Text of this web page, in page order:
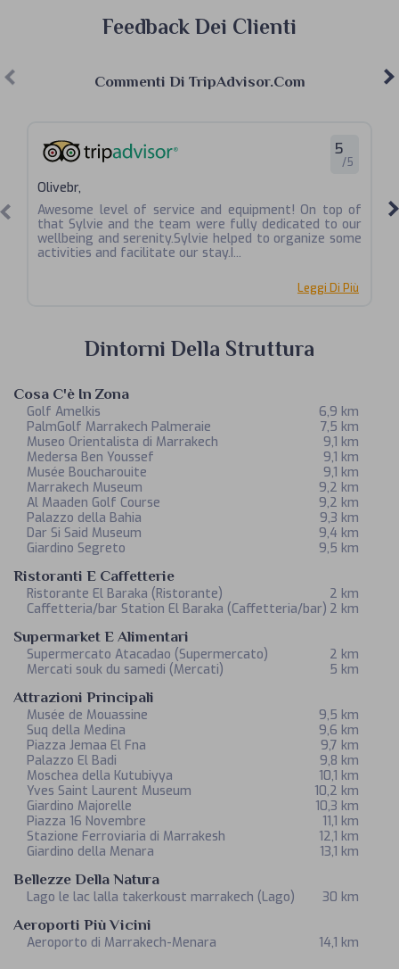
Feedback Dei Clienti
Commenti Di TripAdvisor.com
Olivebr,
5
/5
Awesome level of service and equipment! On top of
that Sylvie and the team were fully dedicated to our
wellbeing and serenity.Sylvie helped to organize some
activities and facilitate our stay.I...
Leggi Di Più
The house is better than on the pictures (which
Dintorni Della Struttura
Cosa C'è In Zona
Golf Amelkis
6,9 km
PalmGolf Marrakech Palmeraie
7,5 km
Museo Orientalista di Marrakech
9,1 km
Medersa Ben Youssef
9,1 km
Musée Boucharouite
9,1 km
Marrakech Museum
9,2 km
Al Maaden Golf Course
9,2 km
Palazzo della Bahia
9,3 km
Dar Si Said Museum
9,4 km
Giardino Segreto
9,5 km
Ristoranti E Caffetterie
Ristorante El Baraka (Ristorante)
2 km
Caffetteria/bar Station El Baraka (Caffetteria/bar) 2 km
Supermarket E Alimentari
Supermercato Atacadao (Supermercato)
2 km
Mercati souk du samedi (Mercati) 5 km
Attrazioni Principali
Musée de Mouassine
9,5 km
Suq della Medina
9,6 km
Piazza Jemaa El Fna
9,7 km
Palazzo El Badi
9,8 km
Moschea della Kutubiyya
10,1 km
Yves Saint Laurent Museum
10,2 km
Giardino Majorelle
10,3 km
Piazza 16 Novembre
11,1 km
Stazione Ferroviaria di Marrakesh
12,1 km
Giardino della Menara
13,1 km
Bellezze Della Natura
Lago le lac lalla takerkoust marrakech (Lago) 30 km
Aeroporti Più Vicini
Aeroporto di Marrakech-Menara 14,1 km